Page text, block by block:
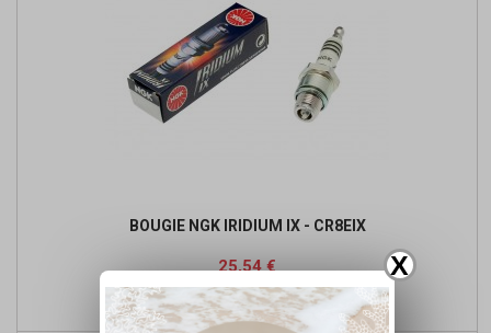
X
BOUGIE NGK IRIDIUM IX - CR8EIX
Prix
25,54 €
de
base
 Ajouter au panier